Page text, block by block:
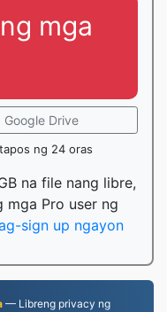
mga
Drive
ng 24 oras
na file nang libre,
mga Pro user ng
sign up ngayon
— Libreng privacy ng